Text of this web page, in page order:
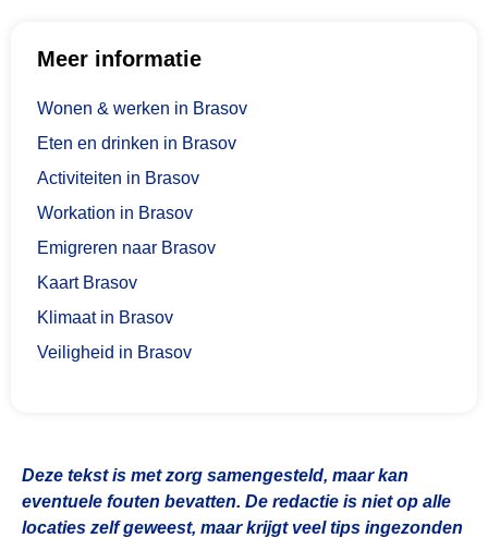
Meer informatie
Wonen & werken in Brasov
Eten en drinken in Brasov
Activiteiten in Brasov
Workation in Brasov
Emigreren naar Brasov
Kaart Brasov
Klimaat in Brasov
Veiligheid in Brasov
Deze tekst is met zorg samengesteld, maar kan
eventuele fouten bevatten. De redactie is niet op alle
locaties zelf geweest, maar krijgt veel tips ingezonden